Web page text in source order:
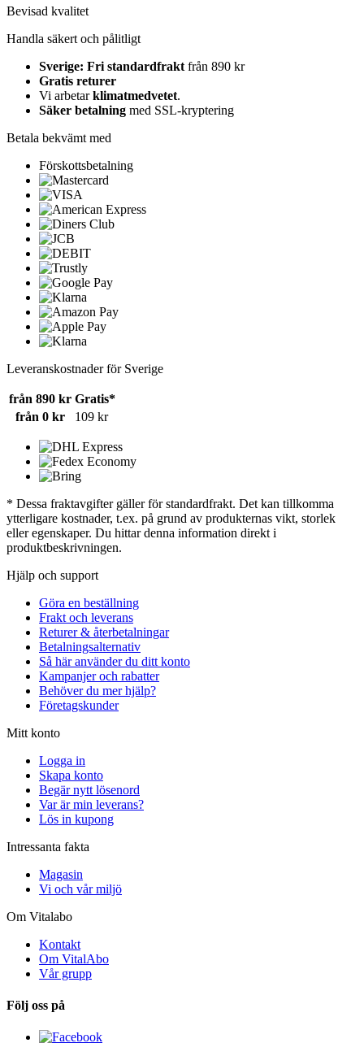
Bevisad kvalitet
Handla säkert och pålitligt
Sverige: Fri standardfrakt från 890 kr
Gratis returer
Vi arbetarklimatmedvetet.
Säker betalning med SSL-kryptering
Betala bekvämt med
Förskottsbetalning
Leveranskostnader för Sverige
från 890 kr Gratis*
från 0 kr
109 kr
* Dessa fraktavgifter gäller för standardfrakt. Det kan tillkomma
ytterligare kostnader, t.ex. på grund av produkternas vikt, storlek
eller egenskaper. Du hittar denna information direkt i
produktbeskrivningen.
Hjälp och support
Göra en beställning
Frakt och leverans
Returer & återbetalningar
Betalningsalternativ
Så här använder du ditt konto
Kampanjer och rabatter
Behöver du mer hjälp?
Företagskunder
Mitt konto
Logga in
Skapa konto
Begär nytt lösenord
Var är min leverans?
Lös in kupong
Intressanta fakta
Magasin
Vi och vår miljö
Om Vitalabo
Kontakt
Om VitalAbo
Vår grupp
Följ oss på